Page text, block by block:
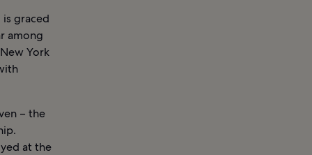
is graced
among
York
– the
at the